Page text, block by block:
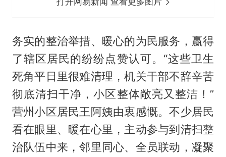
务实的整治举措、暖心的为民服务，赢得
了辖区居民的纷纷点赞认可。“这些卫生
死角平日里很难清理，机关干部不辞辛苦
彻底清扫干净，小区整体敞亮又整洁！”
营州小区居民王阿姨由衷感慨。不少居民
看在眼里、暖在心里，主动参与到清扫整
治队伍中来，邻里同心、全员联动，凝聚